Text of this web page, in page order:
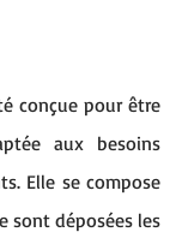
conçue pour être
aux besoins
Elle se compose
sont déposées les